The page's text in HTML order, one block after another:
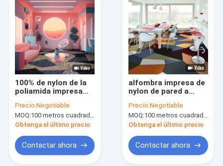
100% de nylon de la
poliamida impresa
resistencia de pared
a pared de la llama
Precio:Negotiable
MOQ:100 metros cuadrados por diseño
Obtenga el último precio
Contactar ahora
alfombra impresa de
nylon de pared a
resistencia de la
llama
Precio:Negotiable
MOQ:100 metros cuadrados por diseño
Obtenga el último precio
Contactar ahora